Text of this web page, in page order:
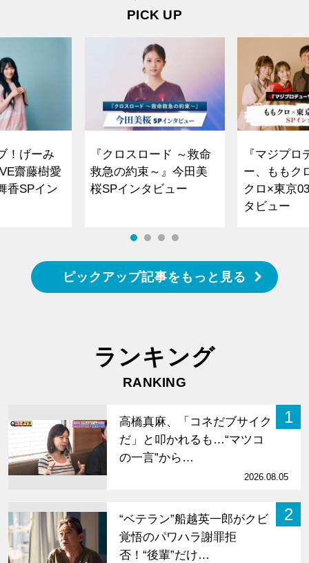
PICK UP
！げーみ
齋藤樹愛
香SPイン
『クロスロード ～救命
救急の約束～』今田美
桜SPインタビュー
『マジプロ
ー、ももク
クロ×東京
タビュー
ピックアップ記事をもっと見る
ランキング
RANKING
1
高橋真麻、「コネだブサイク
だ」と叩かれるも…“マツコ
の一言”から…
2026.08.05
2
“ベテラン”船越英一郎がクビ
覚悟のパワハラ謝罪拒
否！“後輩”だけ…